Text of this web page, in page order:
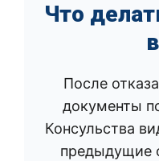
Что
После
документы
Консульства
предыдущие